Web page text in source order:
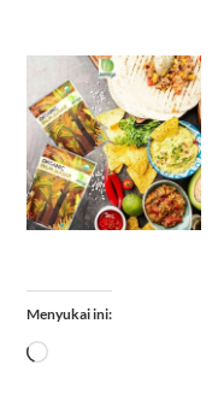
Menyukai ini:
Memuat...